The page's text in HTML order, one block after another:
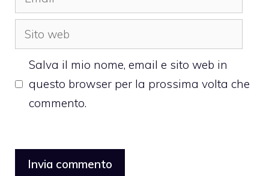
Sito
web
Salva il mio nome, email e sito web in
questo browser per la prossima volta che
commento.